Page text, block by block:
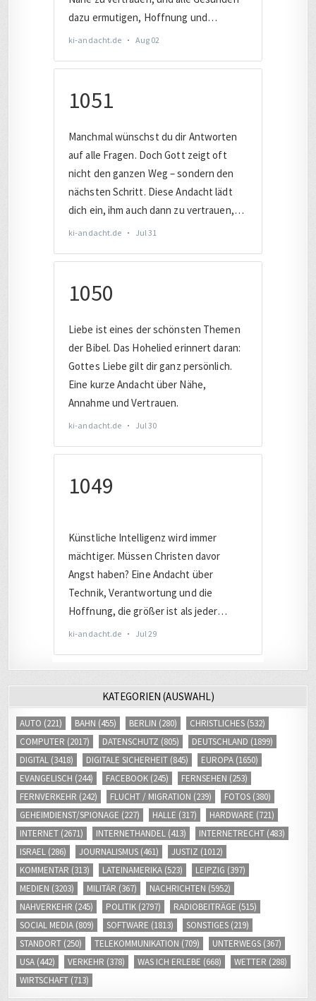
AUTO(221) BAHN(455) BERLIN(280) CHRISTLICHES(532)
COMPUTER
(2017) DATENSCHUTZ (805) DEUTSCHLAND(1899)
DIGITAL (3418) DIGITALE SICHERHEIT(845) EUROPA(1650)
EVANGELISCH (244) FACEBOOK(245) FERNSEHEN(253)
FERNVERKEHR(242) FLUCHT / MIGRATION(239) FOTOS
GEHEIMDIENST/SPIONAGE(227) HALLE (317) HARDWARE(721)
INTERNET(2671) INTERNETHANDEL(413) INTERNETRECHT(483)
ISRAEL(286) JOURNALISMUS(461) JUSTIZ
(1012)
KOMMENTAR
(313) LATEINAMERIKA (523) LEIPZIG
MEDIEN(3203) MILITÄR(367) NACHRICHTEN(5952)
NAHVERKEHR(245) POLITIK (2797) RADIOBEITRÄGE
SOCIAL MEDIA (809) SOFTWARE(1813) SONSTIGES(219)
STANDORT(250) TELEKOMMUNIKATION (709) UNTERWEGS
USA(442) VERKEHR(378) WAS ICH ERLEBE (668) WETTER(288)
WIRTSCHAFT(713)